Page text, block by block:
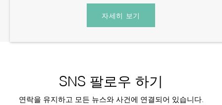
자세히 보기
SNS 팔로우 하기
연락을 유지하고 모든 뉴스와 사건에 연결되어 있습니다.